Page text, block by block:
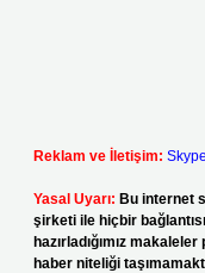
Reklam ve İletişim:
Yasal Uyarı: Bu internet
şirketi ile hiçbir
hazırladığımız
haber niteliği